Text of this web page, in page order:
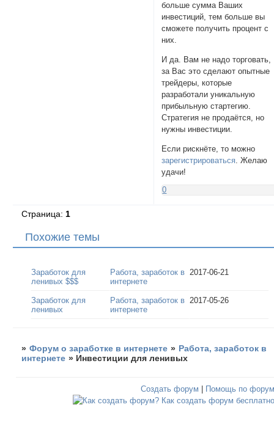
больше сумма Ваших
инвестиций, тем больше вы
сможете получить процент с
них.
И да. Вам не надо торговать,
за Вас это сделают опытные
трейдеры, которые
разработали уникальную
прибыльную стартегию.
Стратегия не продаётся, но
нужны инвестиции.
Если рискнёте, то можно
зарегистрироваться . Желаю
удачи!
0
Страница: 1
Похожие темы
Заработок для
ленивых $$$
Работа, заработок в
интернете
2017-06-21
Заработок для
ленивых
Работа, заработок в
интернете
2017-05-26
» Форум о заработке в интернете » Работа, заработок в
интернете » Инвестиции для ленивых
Создать форум Помощь по